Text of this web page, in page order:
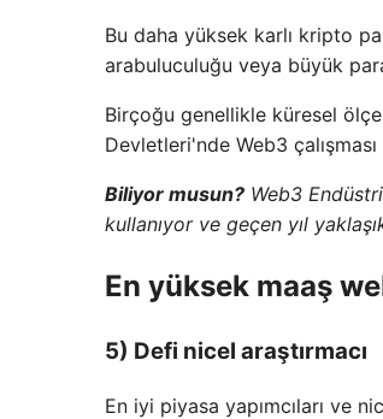
Bu daha yüksek karlı kripto
arabuluculuğu veya büyük
Birçoğu genellikle küresel
Devletleri'nde Web3
Biliyor musun? Web3
kullanıyor ve geçen yıl
En yüksek maaş
5) Defi nicel araştırmacı
En iyi piyasa yapımcıları ve